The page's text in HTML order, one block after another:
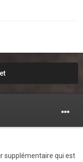
supplémentaire qui est